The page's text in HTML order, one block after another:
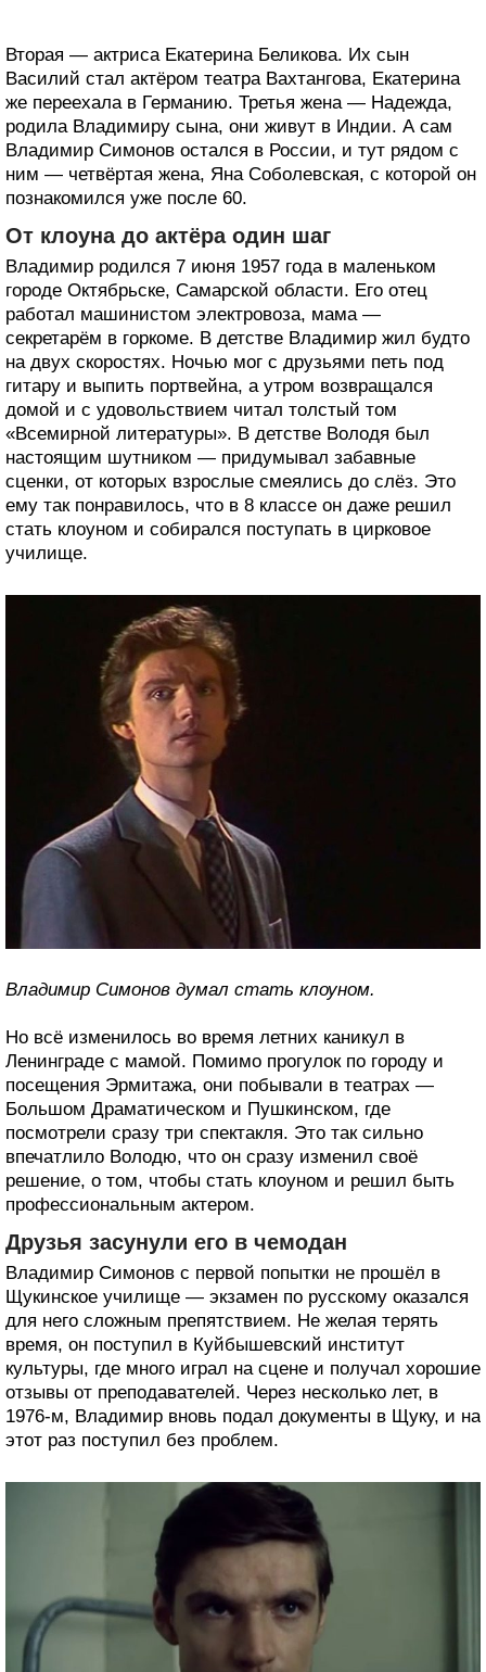
Вторая — актриса Екатерина Беликова. Их сын
Василий стал актёром театра Вахтангова, Екатерина
же переехала в Германию. Третья жена — Надежда,
родила Владимиру сына, они живут в Индии. А сам
Владимир Симонов остался в России, и тут рядом с
ним — четвёртая жена, Яна Соболевская, с которой он
познакомился уже после 60.
От клоуна до актёра один шаг
Владимир родился 7 июня 1957 года в маленьком
городе Октябрьске, Самарской области. Его отец
работал машинистом электровоза, мама —
секретарём в горкоме. В детстве Владимир жил будто
на двух скоростях. Ночью мог с друзьями петь под
гитару и выпить портвейна, а утром возвращался
домой и с удовольствием читал толстый том
«Всемирной литературы». В детстве Володя был
настоящим шутником — придумывал забавные
сценки, от которых взрослые смеялись до слёз. Это
ему так понравилось, что в 8 классе он даже решил
стать клоуном и собирался поступать в цирковое
училище.
Владимир Симонов думал стать клоуном.
Но всё изменилось во время летних каникул в
Ленинграде с мамой. Помимо прогулок по городу и
посещения Эрмитажа, они побывали в театрах —
Большом Драматическом и Пушкинском, где
посмотрели сразу три спектакля. Это так сильно
впечатлило Володю, что он сразу изменил своё
решение, о том, чтобы стать клоуном и решил быть
профессиональным актером.
Друзья засунули его в чемодан
Владимир Симонов с первой попытки не прошёл в
Щукинское училище — экзамен по русскому оказался
для него сложным препятствием. Не желая терять
время, он поступил в Куйбышевский институт
культуры, где много играл на сцене и получал хорошие
отзывы от преподавателей. Через несколько лет, в
1976-м, Владимир вновь подал документы в Щуку, и на
этот раз поступил без проблем.